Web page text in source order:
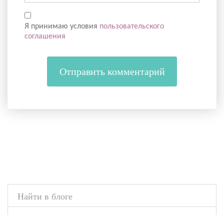
Я принимаю условия пользовательского
соглашения